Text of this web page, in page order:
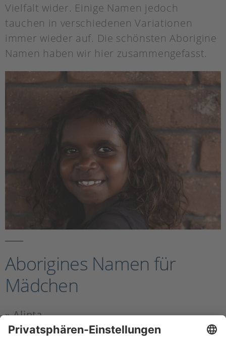
Vielfalt wider. Einige Namen jedoch
tauchen in verschiedenen Variationen
immer wieder auf. Die schönsten Aborigine
Namen haben wir hier zusammengefasst.
Aborigines Namen für
Mädchen
» Alinta
Bedeutung: Flamme, Feuer. Auch: Sonne,